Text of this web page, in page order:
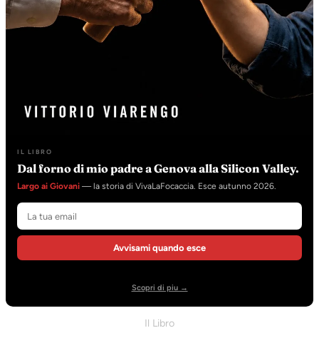
IL LIBRO
Dal forno di mio padre a Genova alla Silicon Valley.
Largo ai Giovani — la storia di VivaLaFocaccia. Esce autunno 2026.
Avvisami quando esce
Scopri di piu →
Il Libro